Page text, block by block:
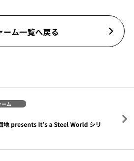
ーム一覧へ戻る
ーム
地 presents It’s a Steel World シリ